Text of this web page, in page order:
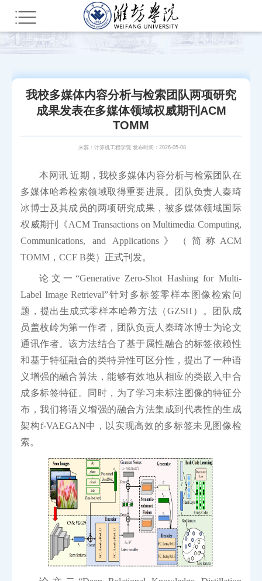
您所在的位置：首页 新闻中心 学术纵横
我校多媒体内容分析与检索团队两项研究
成果发表在多媒体领域权威期刊ACM
TOMM
来源：计算机工程学院 发布时间：2026-05-08
本网讯 近期，我校多媒体内容分析与检索团队在
多媒体哈希检索领域取得重要进展。团队负责人秦琦
冰博士及其成员的两项研究成果，被多媒体领域国际
权威期刊《ACM Transactions on Multimedia Computing,
Communications, and Applications》（简称ACM
TOMM，CCF B类）正式刊发。
论文一“Generative Zero-Shot Hashing for Multi-
Label Image Retrieval”针对多标签零样本图像检索问
题，提出生成式零样本哈希方法（GZSH）。团队成
员盖枚岭为第一作者，团队负责人秦琦冰博士为论文
通讯作者。该方法结合了基于属性融合的标签依赖性
和基于特征融合的类特异性可区分性，提出了一种语
义增强的融合算法，能够有效地从相应的类嵌入中合
成多标签特征。同时，为了学习未标注图像的特征分
布，我们将语义增强的融合方法集成到代表性的生成
架构f-VAEGAN中，以实现高效的多标签未见图像检
索。